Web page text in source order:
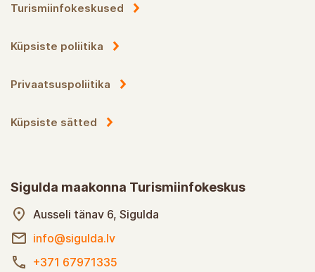
Turismiinfokeskused
Küpsiste poliitika
Privaatsuspoliitika
Küpsiste sätted
Sigulda maakonna Turismiinfokeskus
Ausseli tänav 6, Sigulda
info@sigulda.lv
+371 67971335